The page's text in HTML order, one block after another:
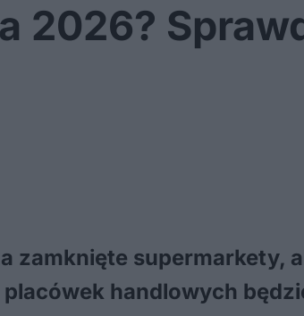
2026?
zamknięte supermarkety,
handlowych